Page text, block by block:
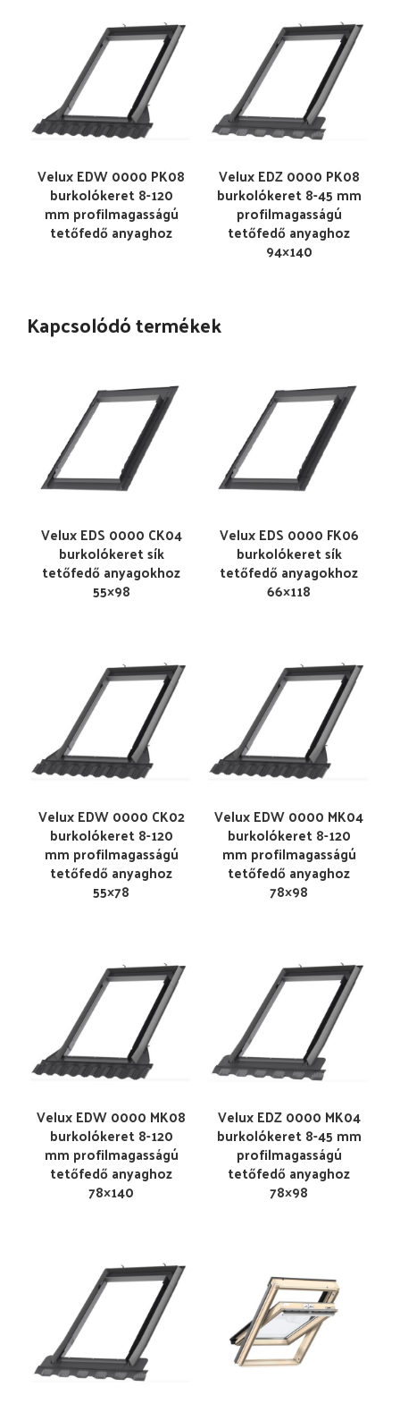
Velux EDW 0000 PK08
burkolókeret 8-120
mm profilmagasságú
tetőfedő anyaghoz
Velux EDZ 0000 PK08
burkolókeret 8-45 mm
profilmagasságú
tetőfedő anyaghoz
94×140
Kapcsolódó termékek
Velux EDS 0000 CK04
burkolókeret sík
tetőfedő anyagokhoz
55×98
Velux EDS 0000 FK06
burkolókeret sík
tetőfedő anyagokhoz
66×118
Velux EDW 0000 CK02
burkolókeret 8-120
mm profilmagasságú
tetőfedő anyaghoz
55×78
Velux EDW 0000 MK04
burkolókeret 8-120
mm profilmagasságú
tetőfedő anyaghoz
78×98
Velux EDW 0000 MK08
burkolókeret 8-120
mm profilmagasságú
tetőfedő anyaghoz
78×140
Velux EDZ 0000 MK04
burkolókeret 8-45 mm
profilmagasságú
tetőfedő anyaghoz
78×98